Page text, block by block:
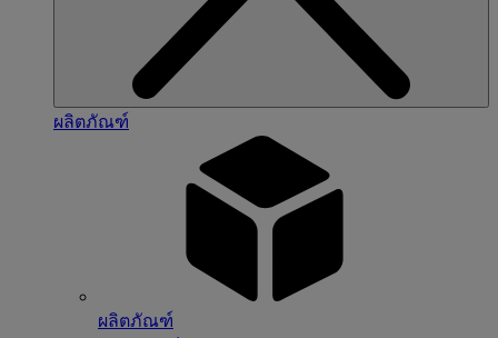
ผลิตภัณฑ์
ผลิตภัณฑ์